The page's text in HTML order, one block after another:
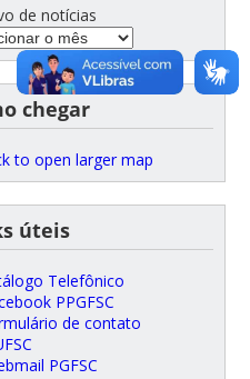
de notícias
chegar
úteis
Telefônico
PPGFSC
de contato
PGFSC